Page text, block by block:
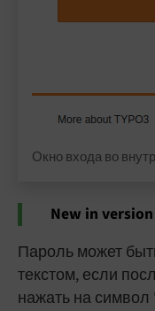
Окно входа во
New in
Пароль может
текстом, если
нажать на символ